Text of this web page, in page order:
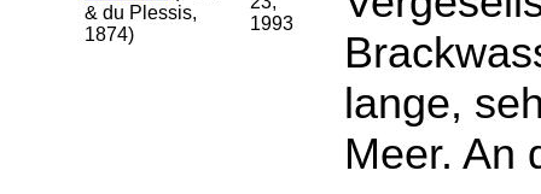
& du Plessis,
1874)
1993
lange,
Meer. An